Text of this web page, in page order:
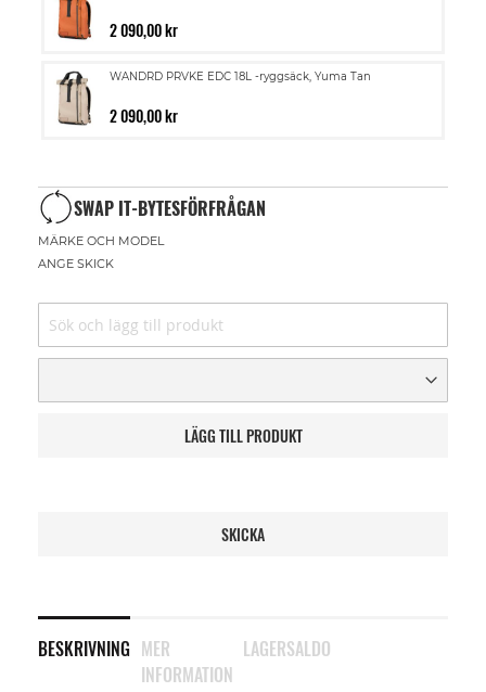
2 090,00 kr
WANDRD PRVKE EDC 18L -ryggsäck, Yuma Tan
2 090,00 kr
SWAP IT-BYTESFÖRFRÅGAN
MÄRKE OCH MODEL
ANGE SKICK
LÄGG TILL PRODUKT
SKICKA
BESKRIVNING MER
INFORMATION
LAGERSALDO